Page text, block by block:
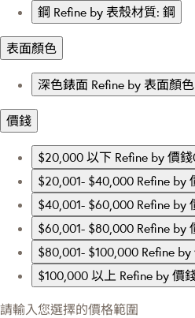
鋼 Refine by 表殼材質: 鋼
表面顏色
深色錶面 Refine by 表面顏
價錢
$20,000 以下 Refine by 價
$20,001- $40,000 Refine by
$40,001- $60,000 Refine by
$60,001- $80,000 Refine by
$80,001- $100,000 Refine
$100,000 以上 Refine by 價
請輸入您選擇的價格範圍